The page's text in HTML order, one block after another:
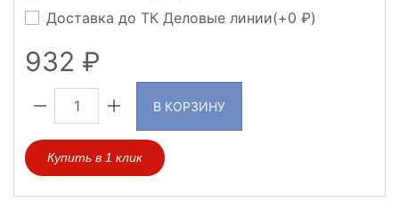
Доставка до ТК Деловые линии(+0 )
932
В КОРЗИНУ
Купить в 1 клик